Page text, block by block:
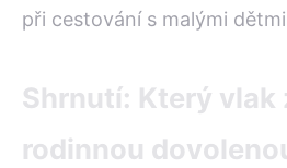
při cestování s malými
Shrnutí: Který vlak
rodinnou